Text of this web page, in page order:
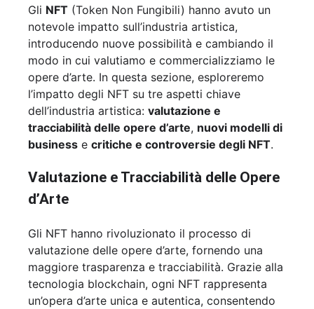
Gli NFT (Token Non Fungibili) hanno avuto un
notevole impatto sull’industria artistica,
introducendo nuove possibilità e cambiando il
modo in cui valutiamo e commercializziamo le
opere d’arte. In questa sezione, esploreremo
l’impatto degli NFT su tre aspetti chiave
dell’industria artistica: valutazione e
tracciabilità delle opere d’arte, nuovi modelli di
business e critiche e controversie degli NFT.
Valutazione e Tracciabilità delle Opere
d’Arte
Gli NFT hanno rivoluzionato il processo di
valutazione delle opere d’arte, fornendo una
maggiore trasparenza e tracciabilità. Grazie alla
tecnologia blockchain, ogni NFT rappresenta
un’opera d’arte unica e autentica, consentendo